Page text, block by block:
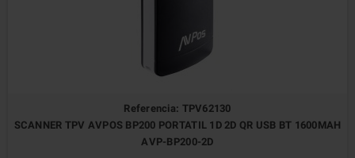
Referencia: TPV62130
SCANNER TPV AVPOS BP200 PORTATIL 1D 2D QR USB BT 1600MAH
AVP-BP200-2D